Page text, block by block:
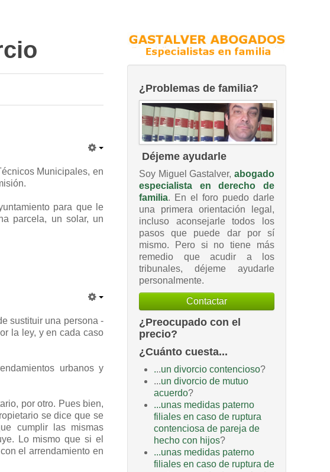
Municipales, en
para que le
parcela, un solar, un
sustituir una persona -
la ley, y en cada caso
urbanos y
por otro. Pues bien,
se dice que se
cumplir las mismas
Lo mismo que si el
el arrendamiento en
¿Problemas de familia?
Déjeme ayudarle
Soy Miguel Gastalver, abogado
especialista en derecho de
familia. En el foro puedo darle
una primera orientación legal,
incluso aconsejarle todos los
pasos que puede dar por sí
mismo. Pero si no tiene más
remedio que acudir a los
tribunales, déjeme ayudarle
personalmente.
Contactar
¿Preocupado con el
precio?
¿Cuánto cuesta...
...un divorcio contencioso?
...un divorcio de mutuo
acuerdo?
...unas medidas paterno
filiales en caso de ruptura
contenciosa de pareja de
hecho con hijos?
...unas medidas paterno
filiales en caso de ruptura de